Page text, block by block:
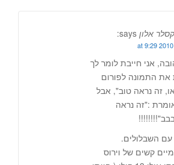
אלון says:
אני חייבת לומר לך
התמונה לפורום
זה נראה טוב", אבל
:"זה נראה
עם השבלולים.
קשים של וירוס